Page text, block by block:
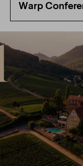
Warp